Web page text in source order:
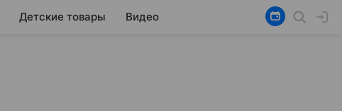
Детские товары Видео